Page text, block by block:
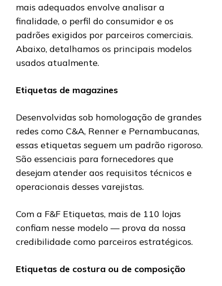
mais adequados envolve analisar a
finalidade, o perfil do consumidor e os
padrões exigidos por parceiros comerciais.
Abaixo, detalhamos os principais modelos
usados atualmente.
Etiquetas de magazines
Desenvolvidas sob homologação de grandes
redes como C&A, Renner e Pernambucanas,
essas etiquetas seguem um padrão rigoroso.
São essenciais para fornecedores que
desejam atender aos requisitos técnicos e
operacionais desses varejistas.
Com a F&F Etiquetas, mais de 110 lojas
confiam nesse modelo — prova da nossa
credibilidade como parceiros estratégicos.
Etiquetas de costura ou de composição